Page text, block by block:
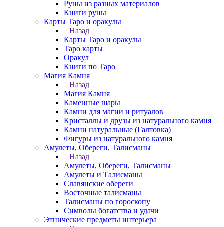
Руны из разных материалов
Книги руны
Карты Таро и оракулы
Назад
Карты Таро и оракулы
Таро карты
Оракул
Книги по Таро
Магия Камня
Назад
Магия Камня
Каменные шары
Камни для магии и ритуалов
Кристаллы и друзы из натурального камня
Камни натуральные (Галтовка)
Фигуры из натурального камня
Амулеты, Обереги, Талисманы
Назад
Амулеты, Обереги, Талисманы
Амулеты и Талисманы
Славянские обереги
Восточные талисманы
Талисманы по гороскопу
Символы богатства и удачи
Этнические предметы интерьера